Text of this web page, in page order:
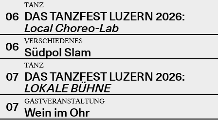
06
TANZ
DAS TANZFEST LUZERN 2026:
Local Choreo-Lab
06
VERSCHIEDENES
Südpol Slam
07
TANZ
DAS TANZFEST LUZERN 2026:
LOKALE BÜHNE
07
GASTVERANSTALTUNG
Wein im Ohr